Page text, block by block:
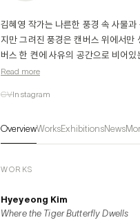
김혜영 작가는 나른한 풍경 속 사물
지만 그려진 풍경은 캔버스 위에서만
버스 한 켠에 사유의 공간으로 비어
보며 고요 속에 존재할 나를 마주하
김혜영 작가 개인전으로 고독을 주제
씩 더하여 묘사에 깊이를 더하고 혼합
Read more
CVInstagram
OverviewWorksExhibitionsNews
WORKS
Hyeyeong Kim
Where the Tiger Butterfly Dwells